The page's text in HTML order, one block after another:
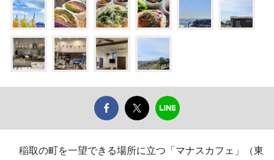
稲取の町を一望できる場所に立つ「マナスカフェ」（東